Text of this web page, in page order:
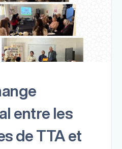
entre les
de TTA et